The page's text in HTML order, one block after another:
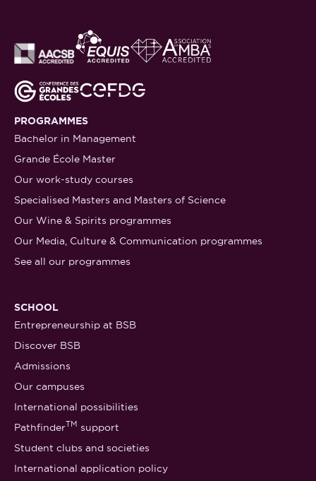
PROGRAMMES
Bachelor in Management
Grande École Master
Our work-study courses
Specialised Masters and Masters of Science
Our Wine & Spirits programmes
Our Media, Culture & Communication programmes
See all our programmes
SCHOOL
Entrepreneurship at BSB
Discover BSB
Admissions
Our campuses
International possibilities
PathfinderTM support
Student clubs and societies
International application policy